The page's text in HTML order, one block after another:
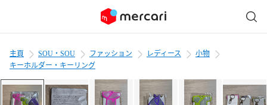
主頁 SOU・SOU ファッション レディース
小物
キーホルダー・キーリング